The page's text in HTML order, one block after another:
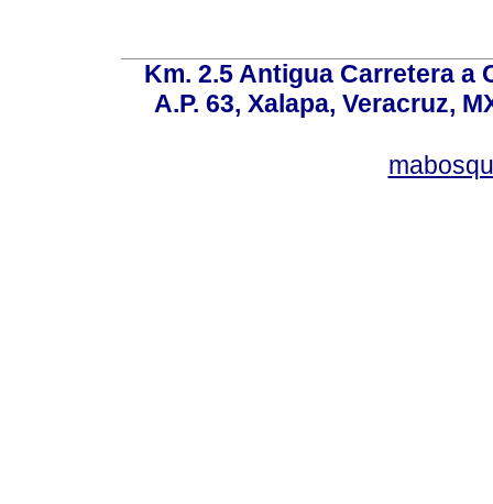
Km. 2.5 Antigua Carretera a
A.P. 63, Xalapa, Veracruz,